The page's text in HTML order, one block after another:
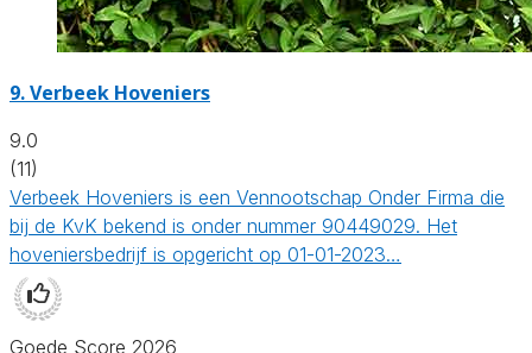
9.Verbeek Hoveniers
9.0
(11)
Verbeek Hoveniers is een Vennootschap Onder Firma die
bij de KvK bekend is onder nummer 90449029. Het
hoveniersbedrijf is opgericht op 01-01-2023…
Goede Score 2026